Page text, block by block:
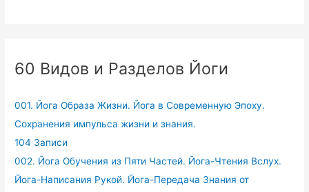
60 Видов и Разделов Йоги
001. Йога Образа Жизни. Йога в Современную Эпоху.
Сохранения импульса жизни и знания.
104 Записи
002. Йога Обучения из Пяти Частей. Йога-Чтения Вслух.
Йога-Написания Рукой. Йога-Передача Знания от